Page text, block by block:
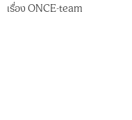
เรื่องONCE-team